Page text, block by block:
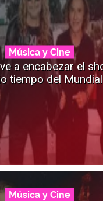
Música y Cine
a encabezar el
tiempo del Mundial
Música y Cine